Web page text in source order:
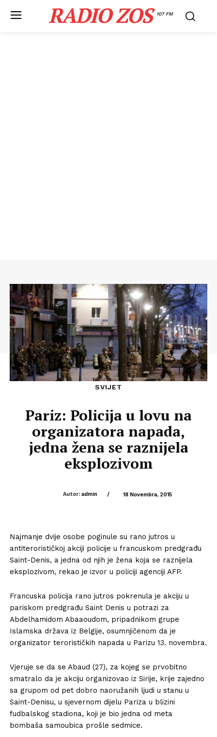
RADIO ZOS 107 FM
SVIJET
Pariz: Policija u lovu na
organizatora napada,
jedna žena se raznijela
eksplozivom
Autor: admin / 18 Novembra, 2015
Najmanje dvije osobe poginule su rano jutros u
antiterorističkoj akciji policije u francuskom predgrađu
Saint-Denis, a jedna od njih je žena koja se raznijela
eksplozivom, rekao je izvor u policiji agenciji AFP.
Francuska policija rano jutros pokrenula je akciju u
pariskom predgrađu Saint Denis u potrazi za
Abdelhamidom Abaaoudom, pripadnikom grupe
Islamska država iz Belgije, osumnjičenom da je
organizator terorističkih napada u Parizu 13. novembra.
Vjeruje se da se Abaud (27), za kojeg se prvobitno
smatralo da je akciju organizovao iz Sirije, krije zajedno
sa grupom od pet dobro naoružanih ljudi u stanu u
Saint-Denisu, u sjevernom dijelu Pariza u blizini
fudbalskog stadiona, koji je bio jedna od meta
bombaša samoubica prošle sedmice.